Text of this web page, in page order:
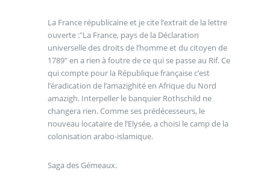
La France républicaine et je cite l’extrait de la lettre
ouverte :"La France, pays de la Déclaration
universelle des droits de l’homme et du citoyen de
1789" en a rien à foutre de ce qui se passe au Rif. Ce
qui compte pour la République française c’est
l’éradication de l’amazighité en Afrique du Nord
amazigh. Interpeller le banquier Rothschild ne
changera rien. Comme ses prédécesseurs, le
nouveau locataire de l’Elysée, a choisi le camp de la
colonisation arabo-islamique.
Saga des Gémeaux.